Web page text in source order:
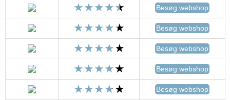
Besøg webshop
Besøg webshop
Besøg webshop
Besøg webshop
Besøg webshop